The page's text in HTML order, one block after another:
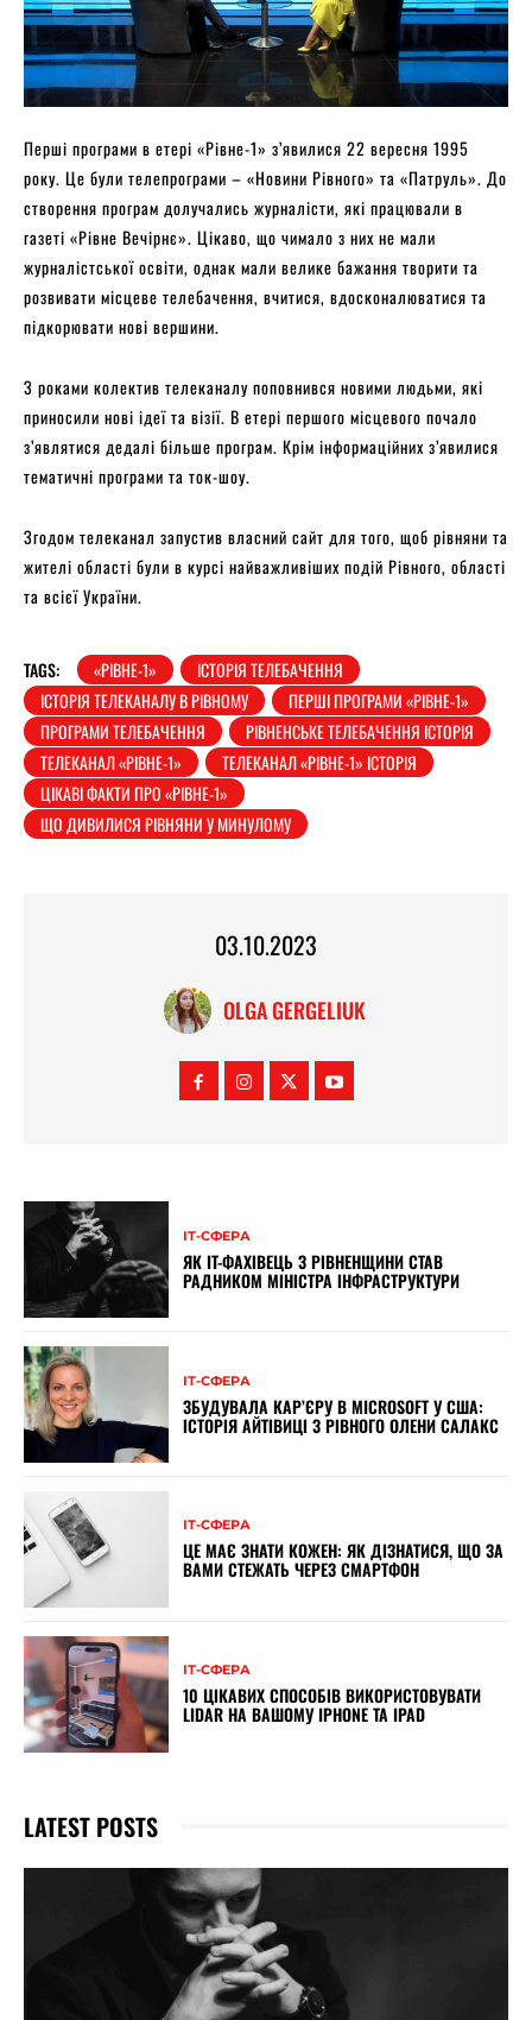
Перші програми в етері «Рівне-1» з’явилися 22 вересня 1995
року. Це були телепрограми – «Новини Рівного» та «Патруль». До
створення програм долучались журналісти, які працювали в
газеті «Рівне Вечірнє». Цікаво, що чимало з них не мали
журналістської освіти, однак мали велике бажання творити та
розвивати місцеве телебачення, вчитися, вдосконалюватися та
підкорювати нові вершини.
З роками колектив телеканалу поповнився новими людьми, які
приносили нові ідеї та візії. В етері першого місцевого почало
з’являтися дедалі більше програм. Крім інформаційних з’явилися
тематичні програми та ток-шоу.
Згодом телеканал запустив власний сайт для того, щоб рівняни та
жителі області були в курсі найважливіших подій Рівного, області
та всієї України.
TAGS: «РІВНЕ-1»
ІСТОРІЯ ТЕЛЕБАЧЕННЯ
ІСТОРІЯ ТЕЛЕКАНАЛУ В РІВНОМУ
ПЕРШІ ПРОГРАМИ «РІВНЕ-1»
ПРОГРАМИ ТЕЛЕБАЧЕННЯ
РІВНЕНСЬКЕ ТЕЛЕБАЧЕННЯ ІСТОРІЯ
ТЕЛЕКАНАЛ «РІВНЕ-1»
ТЕЛЕКАНАЛ «РІВНЕ-1» ІСТОРІЯ
ЦІКАВІ ФАКТИ ПРО «РІВНЕ-1»
ЩО ДИВИЛИСЯ РІВНЯНИ У МИНУЛОМУ
03.10.2023
OLGA GERGELIUK
ІТ-СФЕРА
ЯК IT-ФАХІВЕЦЬ З РІВНЕНЩИНИ СТАВ
РАДНИКОМ МІНІСТРА ІНФРАСТРУКТУРИ
ІТ-СФЕРА
ЗБУДУВАЛА КАР’ЄРУ В MICROSOFT У США:
ІСТОРІЯ АЙТІВИЦІ З РІВНОГО ОЛЕНИ САЛАКС
ІТ-СФЕРА
ЦЕ МАЄ ЗНАТИ КОЖЕН: ЯК ДІЗНАТИСЯ, ЩО ЗА
ВАМИ СТЕЖАТЬ ЧЕРЕЗ СМАРТФОН
ІТ-СФЕРА
10 ЦІКАВИХ СПОСОБІВ ВИКОРИСТОВУВАТИ
LIDAR НА ВАШОМУ IPHONE ТА IPAD
LATEST POSTS